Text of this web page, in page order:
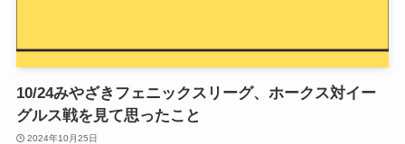
10/24みやざきフェニックスリーグ、ホークス対イー
グルス戦を見て思ったこと
2024年10月25日